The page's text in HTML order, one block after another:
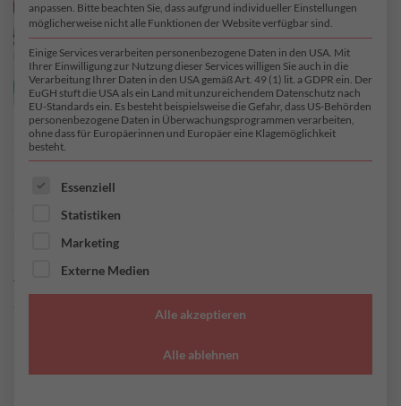
JERSEY
Alea
26,95 / Meter
anpassen. Bitte beachten Sie, dass aufgrund individueller Einstellungen
möglicherweise nicht alle Funktionen der Website verfügbar sind.
Einige Services verarbeiten personenbezogene Daten in den USA. Mit
Ihrer Einwilligung zur Nutzung dieser Services willigen Sie auch in die
Verarbeitung Ihrer Daten in den USA gemäß Art. 49 (1) lit. a GDPR ein. Der
EuGH stuft die USA als ein Land mit unzureichendem Datenschutz nach
EU-Standards ein. Es besteht beispielsweise die Gefahr, dass US-Behörden
personenbezogene Daten in Überwachungsprogrammen verarbeiten,
ohne dass für Europäerinnen und Europäer eine Klagemöglichkeit
besteht.
ES FOLGT EINE LISTE DER SERVICE-GRUPPEN, FÜR
Essenziell
Statistiken
Marketing
Externe Medien
Alle akzeptieren
Alle ablehnen